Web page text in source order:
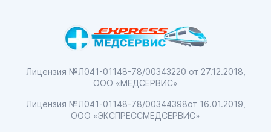
Лицензия №Л041-01148-78/00343220 от 27.12.2018,
ООО «МЕДСЕРВИС»
Лицензия №Л041-01148-78/00344398от 16.01.2019,
ООО «ЭКСПРЕССМЕДСЕРВИС»